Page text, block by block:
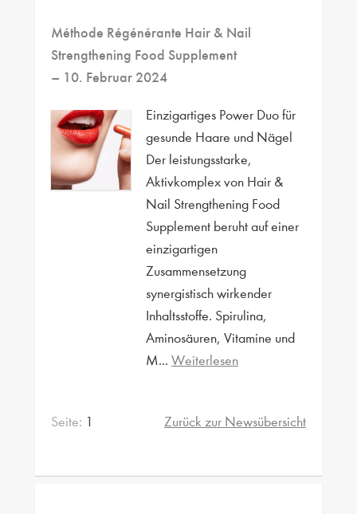
Méthode Régénérante Hair & Nail
Strengthening Food Supplement
– 10. Februar 2024
Einzigartiges Power Duo für
gesunde Haare und Nägel
Der leistungsstarke,
Aktivkomplex von Hair &
Nail Strengthening Food
Supplement beruht auf einer
einzigartigen
Zusammensetzung
synergistisch wirkender
Inhaltsstoffe. Spirulina,
Aminosäuren, Vitamine und
M... Weiterlesen
Seite: 1 Zurück zur Newsübersicht